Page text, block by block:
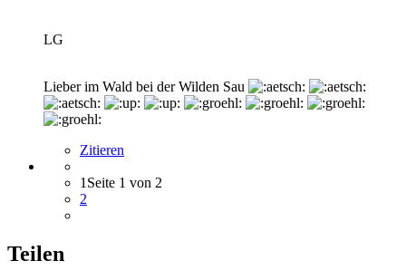
LG
Lieber im Wald bei der Wilden Sau
Zitieren
1 Seite 1 von 2
2
Teilen